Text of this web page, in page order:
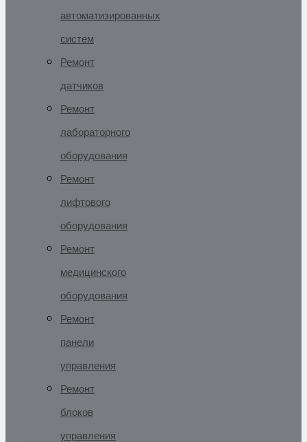
автоматизированных
систем
Ремонт
датчиков
Ремонт
лабораторного
оборудования
Ремонт
лифтового
оборудования
Ремонт
медицинского
оборудования
Ремонт
панели
управления
Ремонт
блоков
управления